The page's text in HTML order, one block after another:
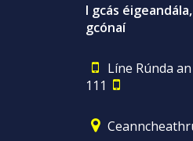
I gcás
gcónaí
Líne Rúnda
111